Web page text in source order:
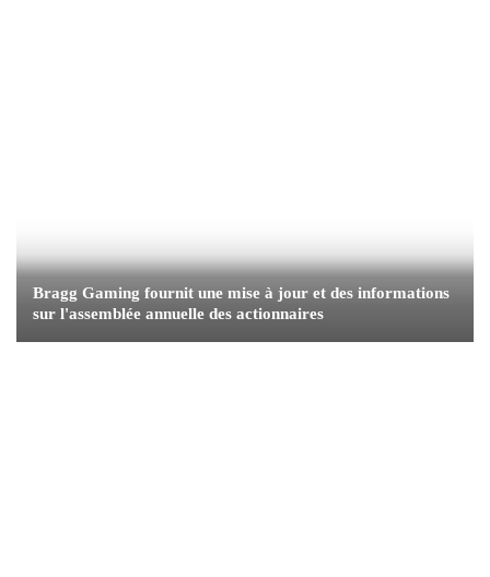
Bragg Gaming fournit une mise à jour et des informations
sur l'assemblée annuelle des actionnaires